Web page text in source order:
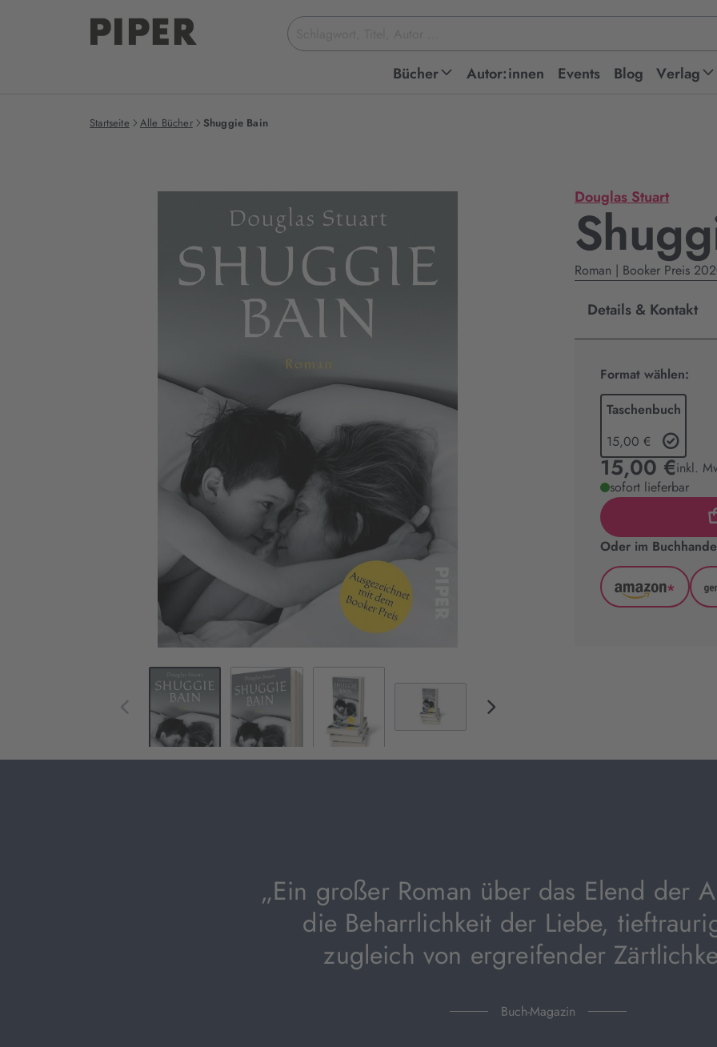
Suchbegriff
eingeben
Bücher Autor:innen Events Blog Verlag
Startseite Alle Bücher Shuggie Bain
Produktbilder
Buch
Douglas Stuart
Roman | Booker Preis
Details & Kontakt
Format wählen:
Taschenbuch
15,00 €
15,00 €inkl.
sofort lieferbar
Oder im
Amazon
*
„Ein großer Roman über das Elend der
die Beharrlichkeit der Liebe,
zugleich von ergreifender
Buch-Magazin